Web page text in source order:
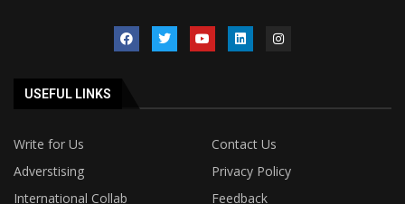
USEFUL LINKS
Write for Us
Contact Us
Adverstising
Privacy Policy
International Collab
Feedback